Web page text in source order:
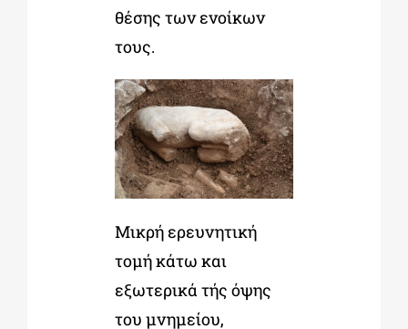
θέσης των ενοίκων
τους.
Μικρή ερευνητική
τομή κάτω και
εξωτερικά τής όψης
του μνημείου,